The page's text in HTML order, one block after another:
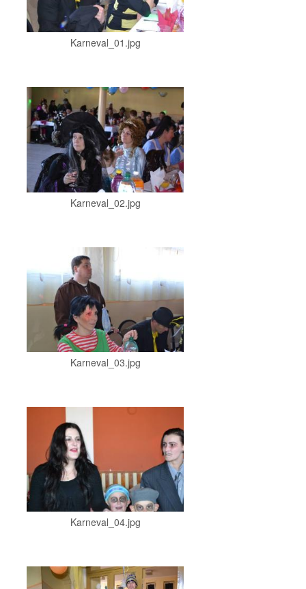
Karneval_01.jpg
Karneval_02.jpg
Karneval_03.jpg
Karneval_04.jpg